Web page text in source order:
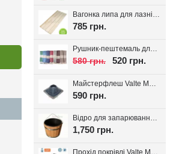
Вагонка липа для лазні Valte Classic 70*14мм. (Перший сорт)
785 грн.
Рушник-пештемаль для лазні, хамаму, на пляж Діамант, вибір кольору
580 грн. 520 грн.
590 грн.
1,750 грн.